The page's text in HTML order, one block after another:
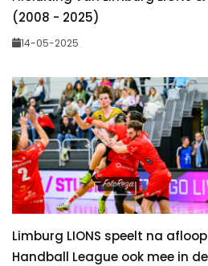
(2008 - 2025)
14-05-2025
Limburg LIONS speelt na
Handball League ook mee in